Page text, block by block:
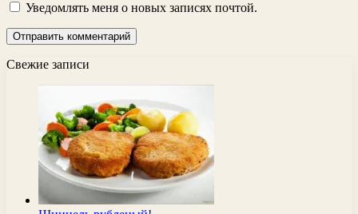
Уведомлять меня о новых записях почтой.
Свежие записи